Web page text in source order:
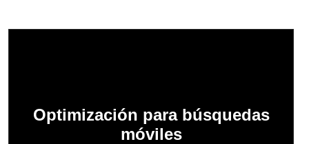
Optimización para búsquedas
móviles